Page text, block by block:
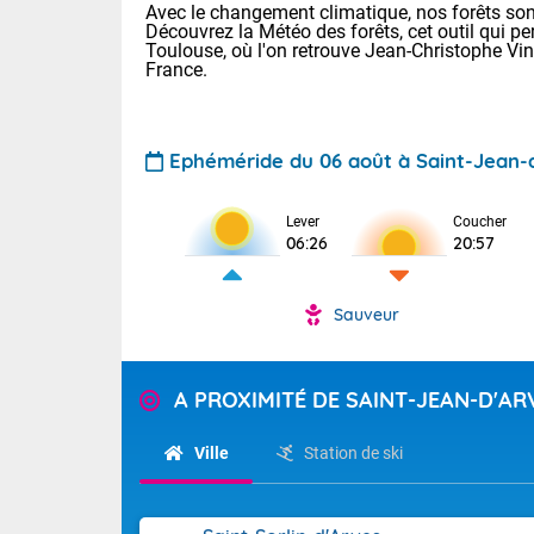
Pour la
Tendance
Avec le changement climatique, nos forêts
Découvrez la Météo des forêts, cet outil qui
Toulouse, où l'on retrouve Jean-Christophe
France.
Ephéméride du 06 août à Saint-
Lever
06:26
Coucher
20:57
Sauveur
A PROXIMITÉ DE SAINT-JEAN-
Ville Station de ski
Voici les
: 18/23 Paris
Clermont-
Lille : 19/24
Cet après-
Risque
Sur le Sud-